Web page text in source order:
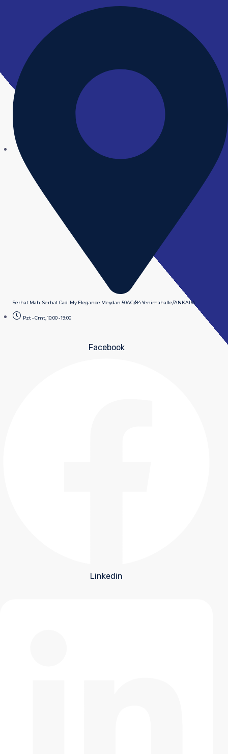
Serhat Mah. Serhat Cad. My Elegance Meydan 50AG/84 Yenimahalle/ANKARA
Pzt - Cmt, 10:00 - 19:00
Facebook
Linkedin